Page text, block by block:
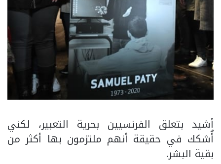
أشيد بتعلق الفرنسيين بحرية التعبير، لكني
أُشكك في حقيقة أنهم ملتزمون بها أكثر من
بقية البشر.